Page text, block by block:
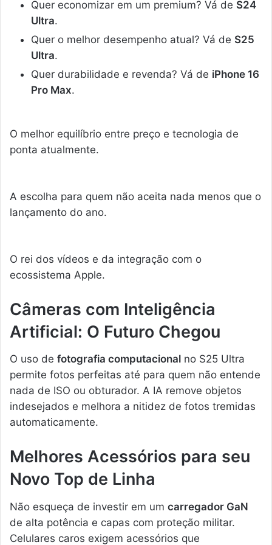
Quer economizar em um premium? Vá de S24
Ultra.
Quer o melhor desempenho atual? Vá de S25
Ultra.
Quer durabilidade e revenda? Vá de iPhone 16
Pro Max.
O melhor equilíbrio entre preço e tecnologia de
ponta atualmente.
A escolha para quem não aceita nada menos que o
lançamento do ano.
O rei dos vídeos e da integração com o
ecossistema Apple.
Câmeras com Inteligência
Artificial: O Futuro Chegou
O uso de fotografia computacional no S25 Ultra
permite fotos perfeitas até para quem não entende
nada de ISO ou obturador. A IA remove objetos
indesejados e melhora a nitidez de fotos tremidas
automaticamente.
Melhores Acessórios para seu
Novo Top de Linha
Não esqueça de investir em um carregador GaN
de alta potência e capas com proteção militar.
Celulares caros exigem acessórios que